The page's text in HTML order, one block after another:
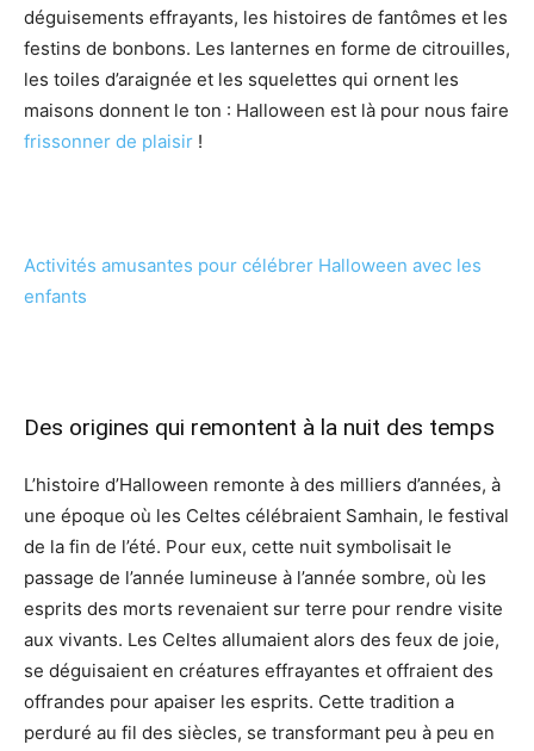
déguisements effrayants, les histoires de fantômes et les
festins de bonbons. Les lanternes en forme de citrouilles,
les toiles d’araignée et les squelettes qui ornent les
maisons donnent le ton : Halloween est là pour nous faire
frissonner de plaisir !
Activités amusantes pour célébrer Halloween avec les
enfants
Des origines qui remontent à la nuit des temps
L’histoire d’Halloween remonte à des milliers d’années, à
une époque où les Celtes célébraient Samhain, le festival
de la fin de l’été. Pour eux, cette nuit symbolisait le
passage de l’année lumineuse à l’année sombre, où les
esprits des morts revenaient sur terre pour rendre visite
aux vivants. Les Celtes allumaient alors des feux de joie,
se déguisaient en créatures effrayantes et offraient des
offrandes pour apaiser les esprits. Cette tradition a
perduré au fil des siècles, se transformant peu à peu en